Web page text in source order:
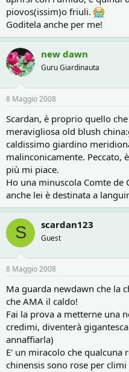
piovos(issim)o friuli.
Goditela anche per me!
new dawn
Guru Giardinauta
8 Maggio 2008
Scardan, è proprio quello
meravigliosa old blush
caldissimo giardino
malinconicamente. Peccato,
più mi piace.
Ho una minuscola Comte de
anche lei è destinata a
S scardan123
Guest
8 Maggio 2008
Ma guarda newdawn che la
che AMA il caldo!
Fai la prova a metterne una
credimi, diventerà
annaffiarla)
E' un miracolo che qualcuna
chinensis sono rose per